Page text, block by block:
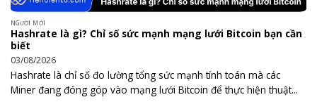
NGƯỜI MỚI
Hashrate là gì? Chỉ số sức mạnh mạng lưới Bitcoin bạn cần
biết
03/08/2026
Hashrate là chỉ số đo lường tổng sức mạnh tính toán mà các
Miner đang đóng góp vào mạng lưới Bitcoin để thực hiện thuật...